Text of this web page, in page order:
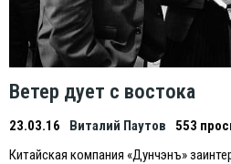
Ветер дует с востока
23.03.16 Виталий Паутов
553
Китайская компания «Дунчэнъ»